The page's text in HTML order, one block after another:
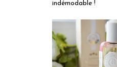
indémodable !